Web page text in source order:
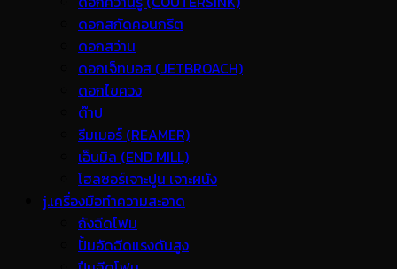
ดอกสกัดคอนกรีต
ดอกสว่าน
ดอกเจ็ทบอส (JETBROACH)
ดอกไขควง
ต๊าป
รีมเมอร์ (REAMER)
เอ็นมิล (END MILL)
โฮลซอร์เจาะปูน เจาะผนัง
j.เครื่องมือทำความสะอาด
ถังฉีดโฟม
ปั้มอัดฉีดแรงดันสูง